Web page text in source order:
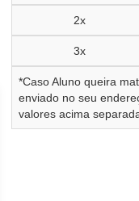
2x
3x
*Caso Aluno queira
enviado no seu
valores acima